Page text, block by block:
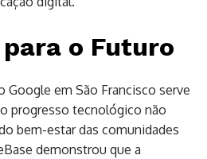
o Futuro
Google em São Francisco serve
progresso tecnológico não
bem-estar das comunidades
demonstrou que a